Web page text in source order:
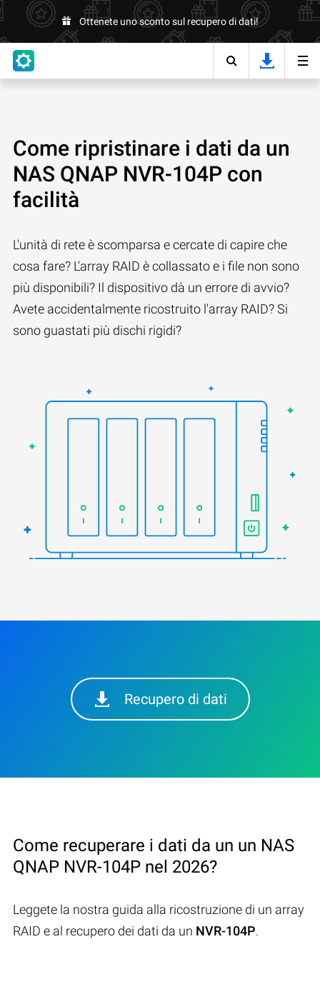
Ottenete uno sconto sul recupero di dati!
Come ripristinare i dati da un
NAS QNAP NVR-104P con
facilità
L'unità di rete è scomparsa e cercate di capire che
cosa fare? L'array RAID è collassato e i file non sono
più disponibili? Il dispositivo dà un errore di avvio?
Avete accidentalmente ricostruito l'array RAID? Si
sono guastati più dischi rigidi?
Recupero di dati
Come recuperare i dati da un un NAS
QNAP NVR-104P nel 2026?
Leggete la nostra guida alla ricostruzione di un array
RAID e al recupero dei dati da un NVR-104P.